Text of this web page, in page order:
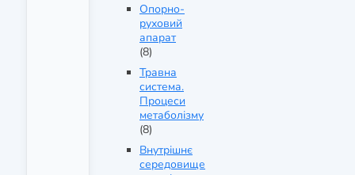
Опорно-
руховий
апарат
(8)
Травна
система.
Процеси
метаболізму
(8)
Внутрішнє
середовище